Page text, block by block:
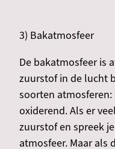
3) Bakatmosfeer
De bakatmosfeer is
zuurstof in de lucht
soorten
oxiderend. Als er
zuurstof en spreek
atmosfeer. Maar als